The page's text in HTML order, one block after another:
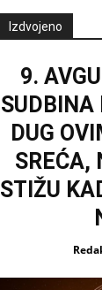
Izdvojeno
9.
SUDBINA
DUG
SREĆA,
STIŽU